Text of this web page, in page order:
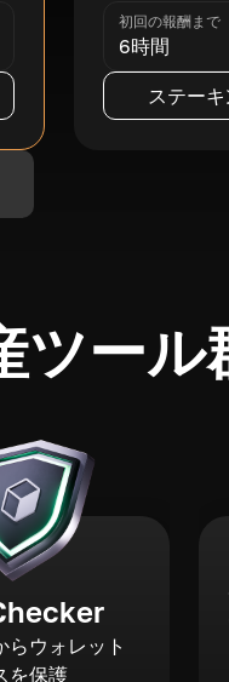
初回の報酬まで
6時間
ステー
ツール
らウォレット
を保護